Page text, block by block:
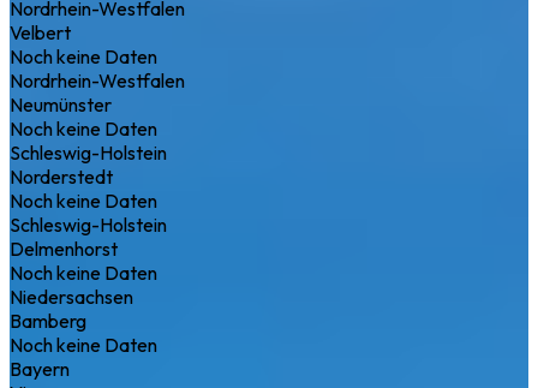
Nordrhein-Westfalen
Velbert
Noch keine Daten
Nordrhein-Westfalen
Neumünster
Noch keine Daten
Schleswig-Holstein
Norderstedt
Noch keine Daten
Schleswig-Holstein
Delmenhorst
Noch keine Daten
Niedersachsen
Bamberg
Noch keine Daten
Bayern